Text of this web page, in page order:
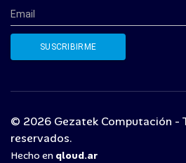
© 2026 Gezatek Computación -
reservados.
Hecho en qloud.ar